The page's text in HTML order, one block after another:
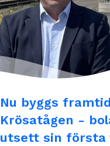
Nu byggs
Krösatågen -
utsett sin första